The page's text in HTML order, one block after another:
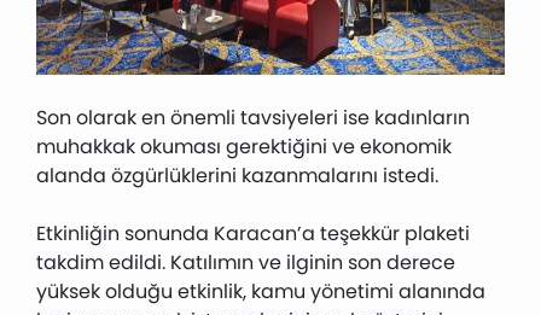
Son olarak en önemli tavsiyeleri ise kadınların
muhakkak okuması gerektiğini ve ekonomik
alanda özgürlüklerini kazanmalarını istedi.
Etkinliğin sonunda Karacan’a teşekkür plaketi
takdim edildi. Katılımın ve ilginin son derece
yüksek olduğu etkinlik, kamu yönetimi alanında